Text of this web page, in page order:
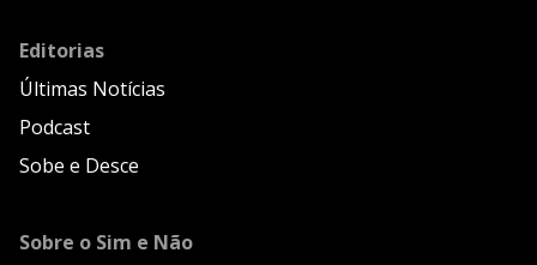
Editorias
Últimas Notícias
Podcast
Sobe e Desce
Sobre o Sim e Não